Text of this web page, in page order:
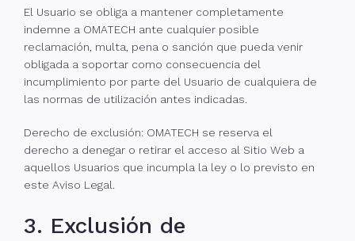
El Usuario se obliga a mantener completamente
indemne a OMATECH ante cualquier posible
reclamación, multa, pena o sanción que pueda venir
obligada a soportar como consecuencia del
incumplimiento por parte del Usuario de cualquiera de
las normas de utilización antes indicadas.
Derecho de exclusión: OMATECH se reserva el
derecho a denegar o retirar el acceso al Sitio Web a
aquellos Usuarios que incumpla la ley o lo previsto en
este Aviso Legal.
3. Exclusión de